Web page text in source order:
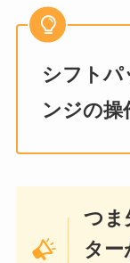
シフトパ
ンジの操
つま
ター